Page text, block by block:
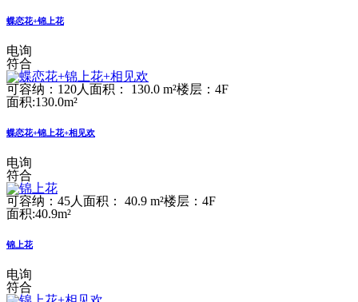
蝶恋花+锦上花
电询
符合
可容纳：120人 面积： 130.0 m²楼层：4F
面积:130.0m²
蝶恋花+锦上花+相见欢
电询
符合
可容纳：45人 面积： 40.9 m²楼层：4F
面积:40.9m²
锦上花
电询
符合